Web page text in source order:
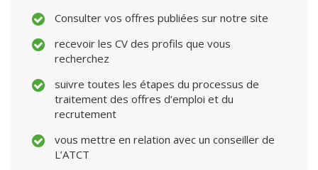
Consulter vos offres publiées sur notre site
recevoir les CV des profils que vous
recherchez
suivre toutes les étapes du processus de
traitement des offres d’emploi et du
recrutement
vous mettre en relation avec un conseiller de
L’ATCT